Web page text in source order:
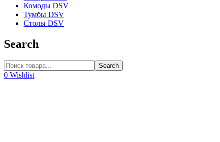
Комоды DSV
Тумбы DSV
Столы DSV
Search
Search
0 Wishlist